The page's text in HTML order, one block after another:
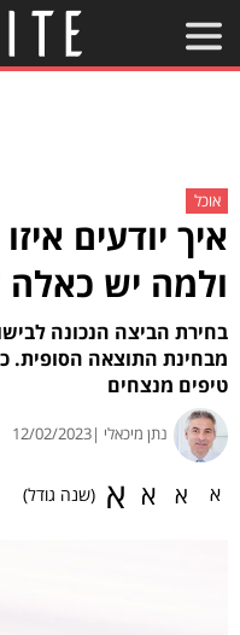
אוכל
איך יודעים
ולמה יש
בחירת הביצה הנכונה
מבחינת התוצאה הסופית.
טיפים מנצחים
נתן מיכאלי |12/02/2023
א א א א (שנה גודל)